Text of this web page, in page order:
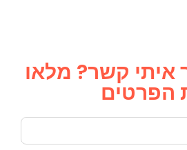
איתי קשר? מלאו
הפרטים